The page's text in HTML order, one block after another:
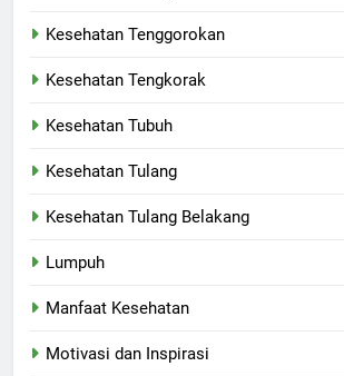
Kesehatan Tenggorokan
Kesehatan Tengkorak
Kesehatan Tubuh
Kesehatan Tulang
Kesehatan Tulang Belakang
Lumpuh
Manfaat Kesehatan
Motivasi dan Inspirasi